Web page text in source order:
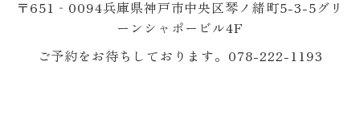
〒651‐0094兵庫県神戸市中央区琴ノ緒町5-3-5グリ
ーンシャポービル4F
ご予約をお待ちしております。078-222-1193